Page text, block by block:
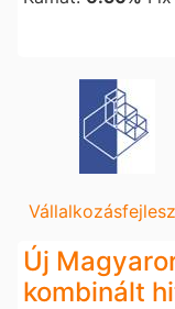
Új
kombinált